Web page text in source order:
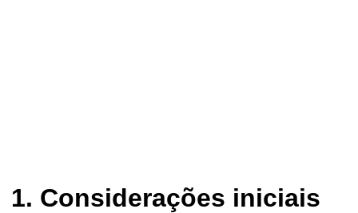
Considerações iniciais